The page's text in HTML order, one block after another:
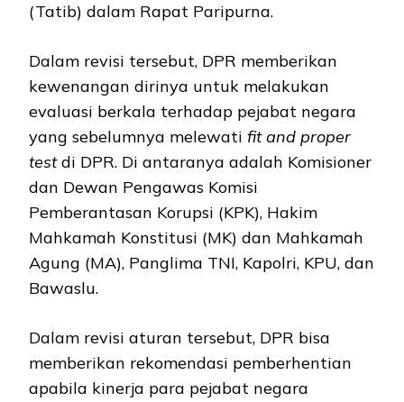
(Tatib) dalam Rapat Paripurna.
Dalam revisi tersebut, DPR memberikan
kewenangan dirinya untuk melakukan
evaluasi berkala terhadap pejabat negara
yang sebelumnya melewati fit and proper
testdi DPR. Di antaranya adalah Komisioner
dan Dewan Pengawas Komisi
Pemberantasan Korupsi (KPK), Hakim
Mahkamah Konstitusi (MK) dan Mahkamah
Agung (MA), Panglima TNI, Kapolri, KPU, dan
Bawaslu.
Dalam revisi aturan tersebut, DPR bisa
memberikan rekomendasi pemberhentian
apabila kinerja para pejabat negara